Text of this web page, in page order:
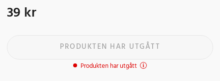
Pris: 39 kr
39 kr
PRODUKTEN HAR UTGÅTT
Produkten har utgått